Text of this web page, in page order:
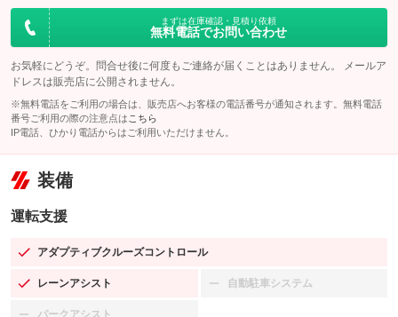
まずは在庫確認・見積り依頼
無料電話でお問い合わせ
お気軽にどうぞ。問合せ後に何度もご連絡が届くことはありません。 メールア
ドレスは販売店に公開されません。
※無料電話をご利用の場合は、販売店へお客様の電話番号が通知されます。無料電話
番号ご利用の際の注意点は こちら
IP電話、ひかり電話からはご利用いただけません。
装備
運転支援
アダプティブクルーズコントロール
：装備あり
レーンアシスト
：装備あり 自動駐車システム
：装備なし
パークアシスト